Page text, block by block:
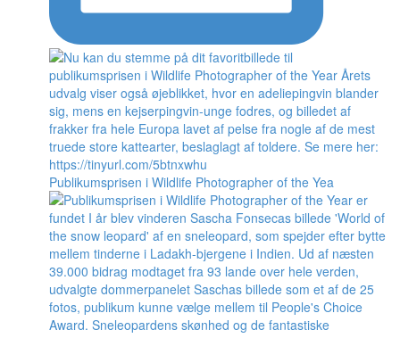
Publikumsprisen i Wildlife Photographer of the Yea